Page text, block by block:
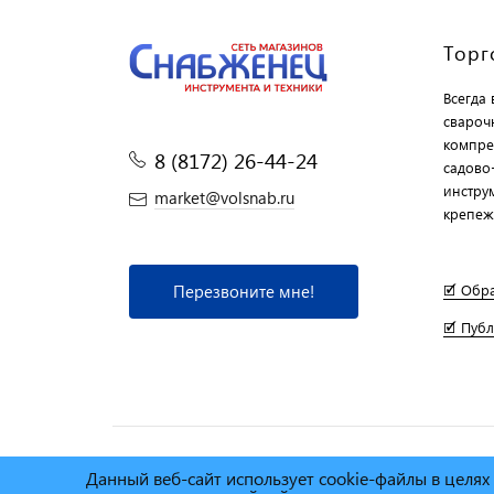
8 (8172) 26-44-24
market@volsnab.ru
Перезвоните мне!
🗹
🗹
© Сеть магазинов инструмента и техники
Данный веб-сайт использует cookie-файлы в